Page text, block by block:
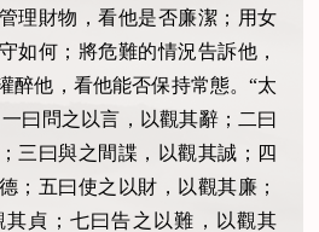
理財物，看他是否廉潔；用女
如何；將危難的情況告訴他，
醉他，看他能否保持常態。“太
曰問之以言，以觀其辭；二曰
三曰與之間諜，以觀其誠；四
；五曰使之以財，以觀其廉；
貞；七曰告之以難，以觀其